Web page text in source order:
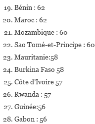
Bénin : 62
Maroc : 62
Mozambique : 60
Sao Tomé-et-Principe : 60
Mauritanie:58
Burkina Faso 58
Côte d’Ivoire 57
Rwanda : 57
Guinée:56
Gabon : 56